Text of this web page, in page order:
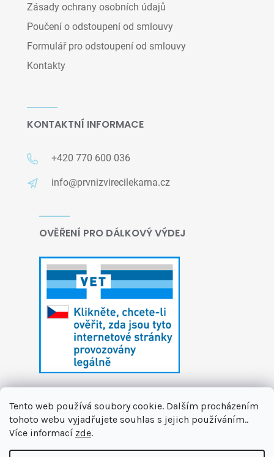
Tento web používá soubory cookie. Dalším procházením
tohoto webu vyjadřujete souhlas s jejich používáním..
Více informací zde.
Zásady ochrany osobních údajů
Poučení o odstoupení od smlouvy
Formulář pro odstoupení od smlouvy
Kontakty
KONTAKTNÍ INFORMACE
+420 770 600 036
info@prvnizvirecilekarna.cz
OVĚŘENÍ PRO DÁLKOVÝ VÝDEJ